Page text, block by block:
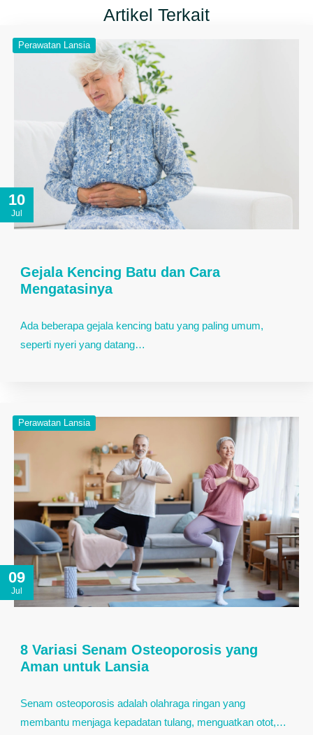
Artikel Terkait
10
Jul
Perawatan Lansia
Gejala Kencing Batu dan Cara
Mengatasinya
Ada beberapa gejala kencing batu yang paling umum,
seperti nyeri yang datang…
09
Jul
Perawatan Lansia
8 Variasi Senam Osteoporosis yang
Aman untuk Lansia
Senam osteoporosis adalah olahraga ringan yang
membantu menjaga kepadatan tulang, menguatkan otot,…